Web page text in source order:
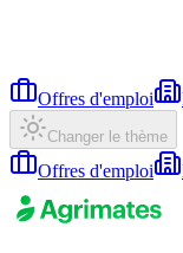
Offres d'emploi
Changer le thème
Offres d'emploi